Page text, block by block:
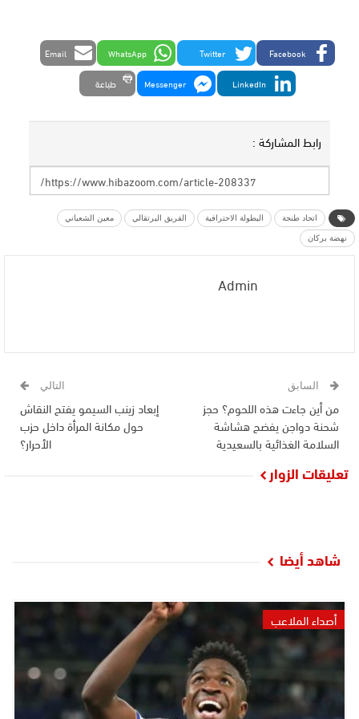
Facebook
Twitter
WhatsApp
Email
LinkedIn
Messenger طباعة
رابط المشاركة :
اتحاد طنجة البطولة الاحترافية الفريق البرتقالي معين الشعباني
نهضة بركان
Admin
السابق
من أين جاءت هذه اللحوم؟ حجز
شحنة دواجن يفضح هشاشة
السلامة الغذائية بالسعيدية
التالي
إبعاد زينب السيمو يفتح النقاش
حول مكانة المرأة داخل حزب
الأحرار؟
تعليقات الزوار
شاهد أيضا
أصداء الملاعب